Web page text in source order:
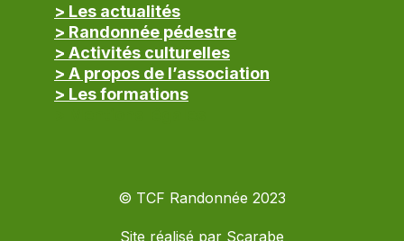
> Les actualités
> Randonnée pédestre
> Activités culturelles
> A propos de l’association
> Les formations
© TCF Randonnée 2023
Site réalisé par Scarabe